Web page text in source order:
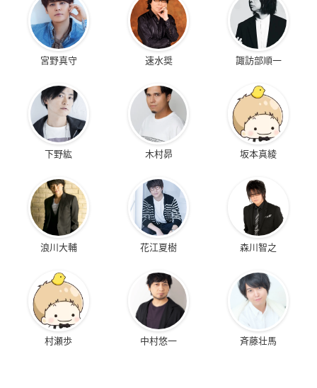
宮野真守 速水奨 諏訪部順一
下野紘 木村昴 坂本真綾
浪川大輔 花江夏樹 森川智之
村瀬歩 中村悠一 斉藤壮馬